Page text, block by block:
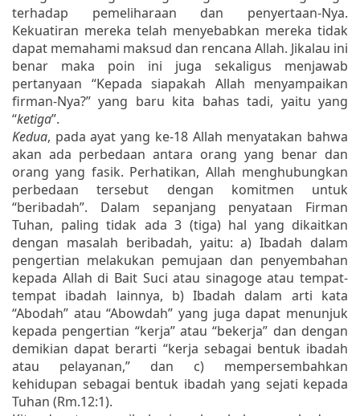
terhadap pemeliharaan dan penyertaan-Nya.
Kekuatiran mereka telah menyebabkan mereka tidak
dapat memahami maksud dan rencana Allah. Jikalau ini
benar maka poin ini juga sekaligus menjawab
pertanyaan “Kepada siapakah Allah menyampaikan
firman-Nya?” yang baru kita bahas tadi, yaitu yang
“ketiga”.
Kedua, pada ayat yang ke-18 Allah menyatakan bahwa
akan ada perbedaan antara orang yang benar dan
orang yang fasik. Perhatikan, Allah menghubungkan
perbedaan tersebut dengan komitmen untuk
“beribadah”. Dalam sepanjang penyataan Firman
Tuhan, paling tidak ada 3 (tiga) hal yang dikaitkan
dengan masalah beribadah, yaitu: a) Ibadah dalam
pengertian melakukan pemujaan dan penyembahan
kepada Allah di Bait Suci atau sinagoge atau tempat-
tempat ibadah lainnya, b) Ibadah dalam arti kata
“Abodah” atau “Abowdah” yang juga dapat menunjuk
kepada pengertian “kerja” atau “bekerja” dan dengan
demikian dapat berarti “kerja sebagai bentuk ibadah
atau pelayanan,” dan c) mempersembahkan
kehidupan sebagai bentuk ibadah yang sejati kepada
Tuhan (Rm.12:1).